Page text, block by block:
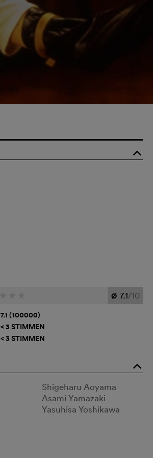
o
Ø 7.1/10
7.1 (100000)
< 3 STIMMEN
< 3 STIMMEN
o
Shigeharu Aoyama
Asami Yamazaki
Yasuhisa Yoshikawa